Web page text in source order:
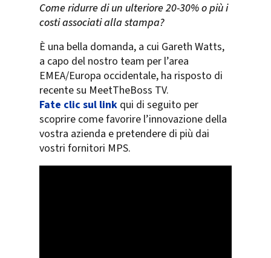
Come ridurre di un ulteriore 20-30% o più i
costi associati alla stampa?
È una bella domanda, a cui Gareth Watts,
a capo del nostro team per l’area
EMEA/Europa occidentale, ha risposto di
recente su MeetTheBoss TV.
Fate clic sul link qui di seguito per
scoprire come favorire l’innovazione della
vostra azienda e pretendere di più dai
vostri fornitori MPS.